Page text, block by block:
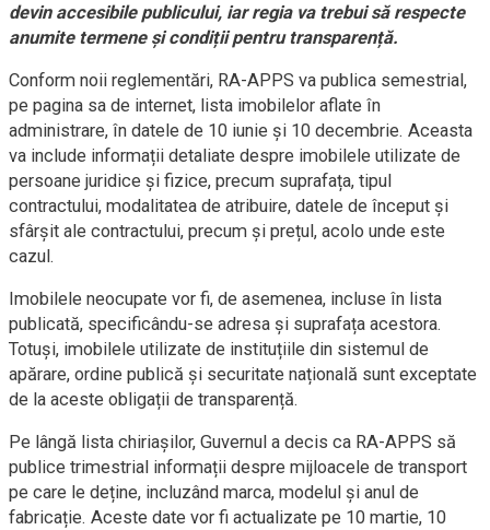
devin accesibile publicului, iar regia va trebui să respecte
anumite termene și condiții pentru transparență.
Conform noii reglementări, RA-APPS va publica semestrial,
pe pagina sa de internet, lista imobilelor aflate în
administrare, în datele de 10 iunie și 10 decembrie. Aceasta
va include informații detaliate despre imobilele utilizate de
persoane juridice și fizice, precum suprafața, tipul
contractului, modalitatea de atribuire, datele de început și
sfârșit ale contractului, precum și prețul, acolo unde este
cazul.
Imobilele neocupate vor fi, de asemenea, incluse în lista
publicată, specificându-se adresa și suprafața acestora.
Totuși, imobilele utilizate de instituțiile din sistemul de
apărare, ordine publică și securitate națională sunt exceptate
de la aceste obligații de transparență.
Pe lângă lista chiriașilor, Guvernul a decis ca RA-APPS să
publice trimestrial informații despre mijloacele de transport
pe care le deține, incluzând marca, modelul și anul de
fabricație. Aceste date vor fi actualizate pe 10 martie, 10